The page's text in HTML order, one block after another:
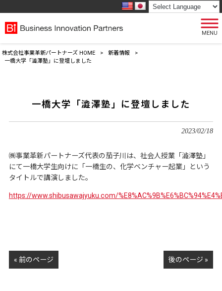
MENU
株式会社事業革新パートナーズ HOME > 新着情報
>
一橋大学「澁澤塾」に登壇しました
一橋大学「澁澤塾」に登壇しました
2023/02/18
㈱事業革新パートナーズ代表の茄子川は、社会人授業「澁澤塾」
にて一橋大学生向けに「一橋生の、化学ベンチャー起業」という
タイトルで講演しました。
https://www.shibusawajyuku.com/
« 前のページ 後のページ »